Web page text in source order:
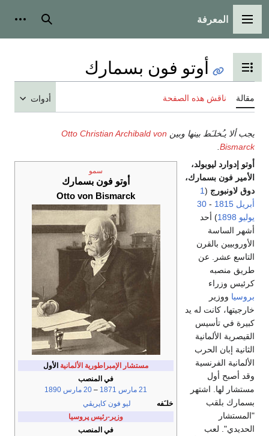
القائمة الرئيسية
المعرفة بحث
تبديل عرض جدول المحتويات
أوتو فون بسمارك
مقالة ناقش هذه الصفحة أدوات
يجب ألا يـُخلـَط بينها وبين Otto Christian Archibald von
Bismarck
سمو
أوتو فون بسمارك
Otto von Bismarck
مستشار الإمبراطورية الألمانية الأول
في المنصب
21 مارس
1871
– 20 مارس
1890
خلـَفه
ليو فون كاپريڤي
وزير-رئيس پروسيا
في المنصب
أوتو إدوارد ليوبولد،
الأمير فون بسمارك،
دوق لاونبورج (
1
أبريل 1815
-
30
يوليو 1898) أحد
أشهر الساسة
الأوروبيين بالقرن
التاسع عشر. عن
طريق منصبه
كرئيس وزراء
بروسيا ووزير
خارجيتها، كانت له يد
كبيرة في تأسيس
القيصرية الألمانية
الثانية إبان الحرب
الألمانية الفرنسية
وقد أصبح أول
مستشار لها. اشتهر
بسمارك بلقب
"المستشار
الحديدي". لعب